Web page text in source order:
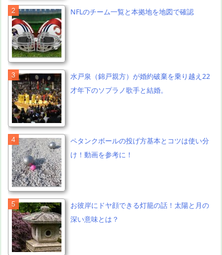
NFLのチーム一覧と本拠地を地図で確認
水戸泉（錦戸親方）が婚約破棄を乗り越え22
才年下のソプラノ歌手と結婚。
ペタンクボールの投げ方基本とコツは使い分
け！動画を参考に！
お彼岸にドヤ顔できる灯籠の話！太陽と月の
深い意味とは？